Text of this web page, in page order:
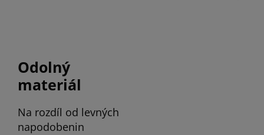
Odolný
materiál
Na rozdíl od levných
napodobenin